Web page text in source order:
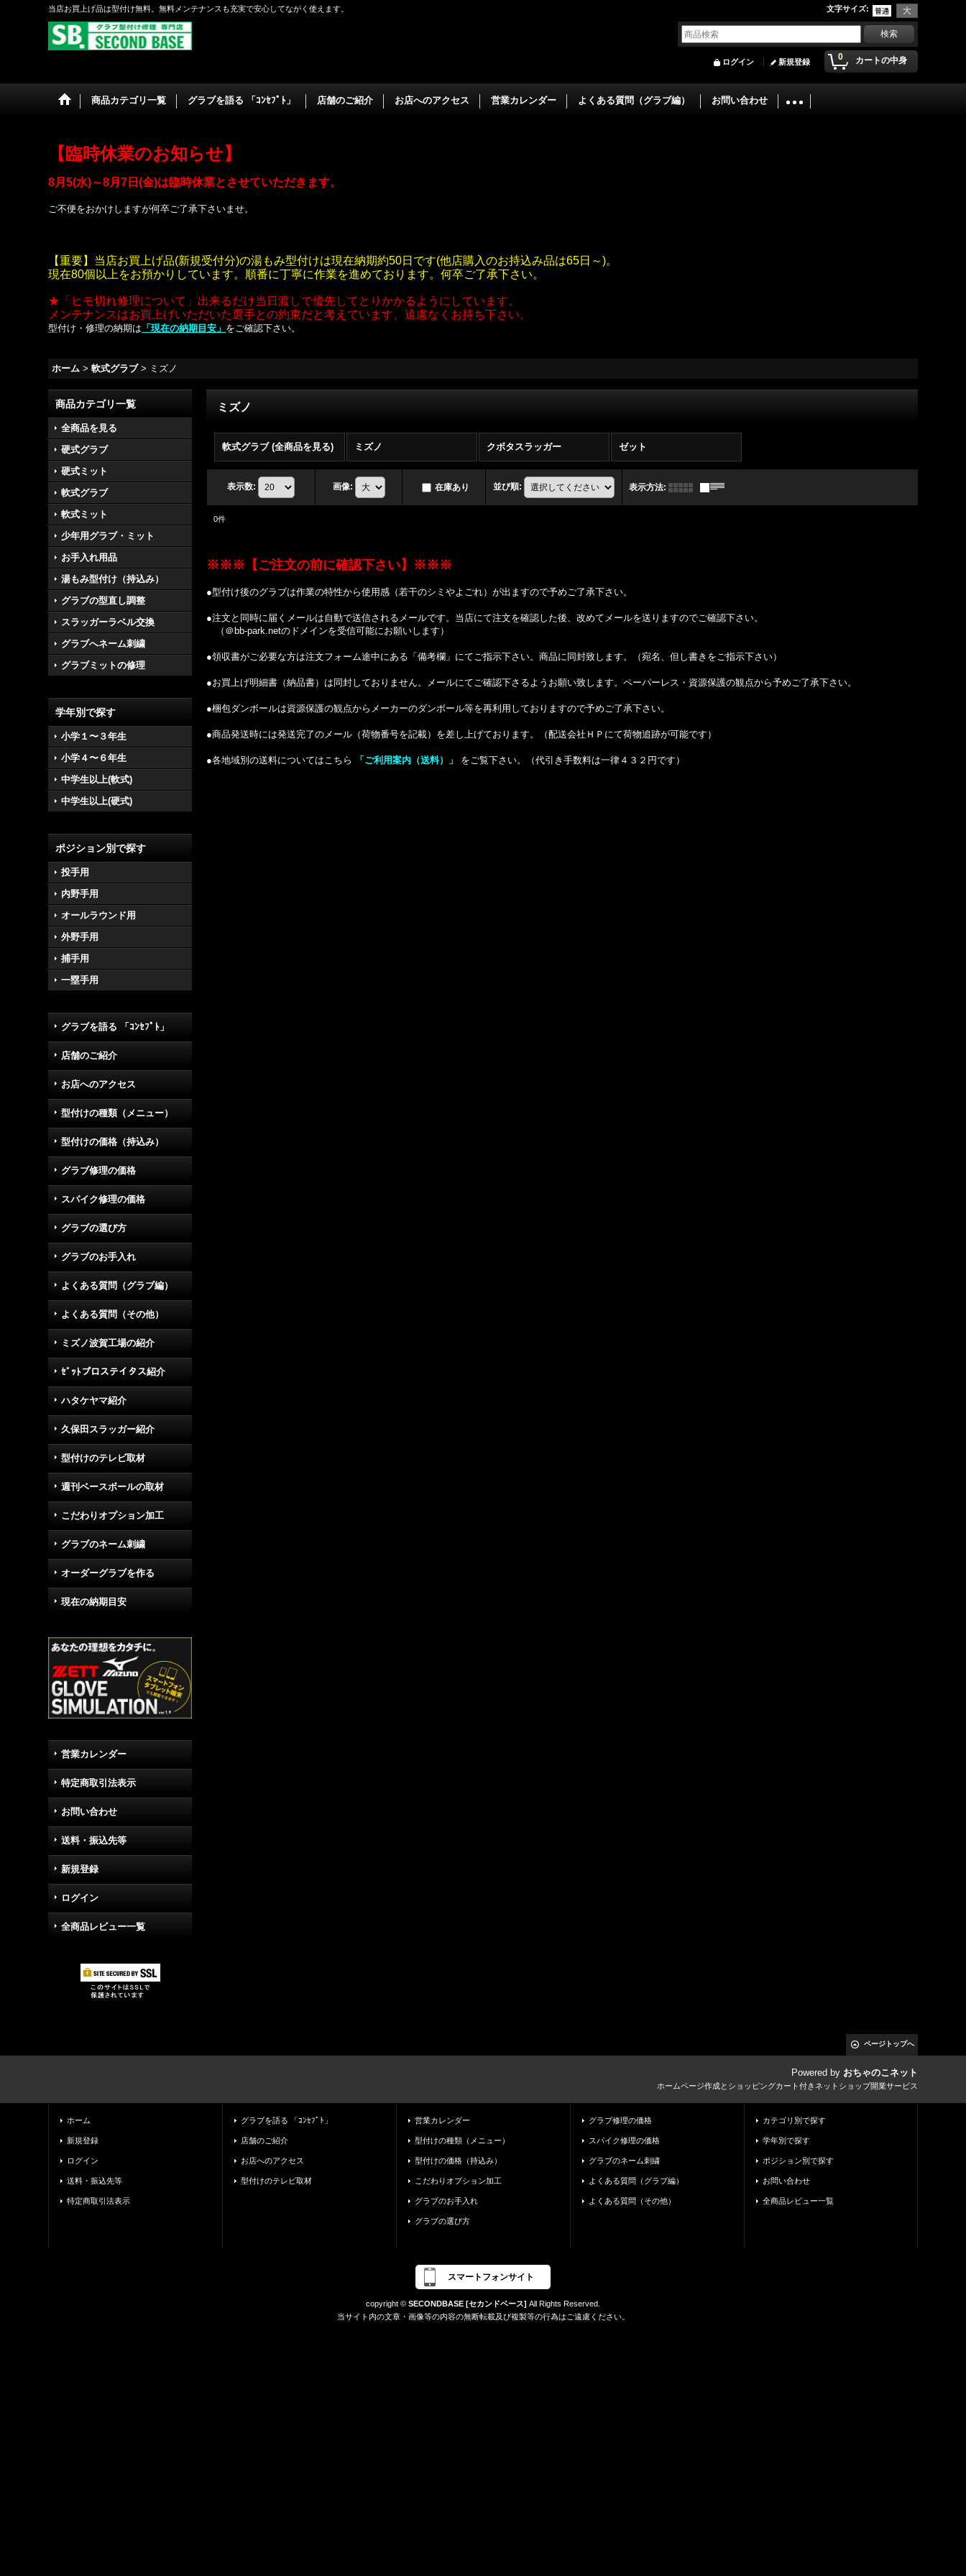
当店お買上げ品は型付け無料。無料メンテナンスも充実で安心してながく使えます。 文字サイズ:
0 カートの中身
ログイン 新規登録
商品カテゴリ一覧 グラブを語る 「ｺﾝｾﾌﾟﾄ」 店舗のご紹介 お店へのアクセス 営業カレンダー よくある質問（グラブ編） お問い合わせ
【臨時休業のお知らせ】
8月5(水)～8月7日(金)は臨時休業とさせていただきます。
ご不便をおかけしますが何卒ご了承下さいませ。
【重要】当店お買上げ品(新規受付分)の湯もみ型付けは現在納期約50日です(他店購入のお持込み品は65日～)。
現在80個以上をお預かりしています。順番に丁寧に作業を進めております。何卒ご了承下さい。
★「ヒモ切れ修理について」出来るだけ当日渡しで優先してとりかかるようにしています。
メンテナンスはお買上げいただいた選手との約束だと考えています。遠慮なくお持ち下さい。
型付け・修理の納期は 「現在の納期目安」 をご確認下さい。
ホーム > 軟式グラブ > ミズノ
商品カテゴリ一覧
全商品を見る
硬式グラブ
硬式ミット
軟式グラブ
軟式ミット
少年用グラブ・ミット
お手入れ用品
湯もみ型付け（持込み）
グラブの型直し調整
スラッガーラベル交換
グラブへネーム刺繍
グラブミットの修理
学年別で探す
小学１〜３年生
小学４〜６年生
中学生以上(軟式)
中学生以上(硬式)
ポジション別で探す
投手用
内野手用
オールラウンド用
外野手用
捕手用
一塁手用
グラブを語る 「ｺﾝｾﾌﾟﾄ」
店舗のご紹介
お店へのアクセス
型付けの種類（メニュー）
型付けの価格（持込み）
グラブ修理の価格
スパイク修理の価格
グラブの選び方
グラブのお手入れ
よくある質問（グラブ編）
よくある質問（その他）
ミズノ波賀工場の紹介
ｾﾞｯﾄプロステイタス紹介
ハタケヤマ紹介
久保田スラッガー紹介
型付けのテレビ取材
週刊ベースボールの取材
こだわりオプション加工
グラブのネーム刺繍
オーダーグラブを作る
現在の納期目安
営業カレンダー
特定商取引法表示
お問い合わせ
送料・振込先等
新規登録
ログイン
全商品レビュー一覧
ミズノ
軟式グラブ (全商品を見る) ミズノ クボタスラッガー ゼット
表示数: 画像: 在庫あり 並び順: 表示方法:
0件
※※※【ご注文の前に確認下さい】※※※
●型付け後のグラブは作業の特性から使用感（若干のシミやよごれ）が出ますので予めご了承下さい。
●注文と同時に届くメールは自動で送信されるメールです。当店にて注文を確認した後、改めてメールを送りますのでご確認下さい。
（＠bb-park.netのドメインを受信可能にお願いします）
●領収書がご必要な方は注文フォーム途中にある「備考欄」にてご指示下さい。商品に同封致します。（宛名、但し書きをご指示下さい）
●お買上げ明細書（納品書）は同封しておりません。メールにてご確認下さるようお願い致します。ペーパーレス・資源保護の観点から予めご了承下さい。
●梱包ダンボールは資源保護の観点からメーカーのダンボール等を再利用しておりますので予めご了承下さい。
●商品発送時には発送完了のメール（荷物番号を記載）を差し上げております。（配送会社ＨＰにて荷物追跡が可能です）
●各地域別の送料についてはこちら 「ご利用案内（送料）」 をご覧下さい。（代引き手数料は一律４３２円です）
ページトップへ
Powered by おちゃのこネット
ホームページ作成とショッピングカート付きネットショップ開業サービス
ホーム
新規登録
ログイン
送料・振込先等
特定商取引法表示
グラブを語る 「ｺﾝｾﾌﾟﾄ」
店舗のご紹介
お店へのアクセス
型付けのテレビ取材
営業カレンダー
型付けの種類（メニュー）
型付けの価格（持込み）
こだわりオプション加工
グラブのお手入れ
グラブの選び方
グラブ修理の価格
スパイク修理の価格
グラブのネーム刺繍
よくある質問（グラブ編）
よくある質問（その他）
カテゴリ別で探す
学年別で探す
ポジション別で探す
お問い合わせ
全商品レビュー一覧
スマートフォンサイト
copyright © SECONDBASE [セカンドベース] All Rights Reserved.
当サイト内の文章・画像等の内容の無断転載及び複製等の行為はご遠慮ください。